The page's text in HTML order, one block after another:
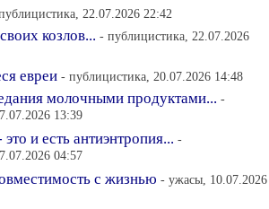
22.07.2026 22:42
козлов... - публицистика, 22.07.2026
евреи - публицистика, 20.07.2026 14:48
молочными продуктами... -
13:39
и есть антиэнтропия... -
04:57
с жизнью - ужасы, 10.07.2026